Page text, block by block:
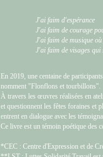
J'ai faim d'espérance
J'ai faim de courage
J'ai faim de musique
J'ai faim de visages
En 2019, une centaine de
nomment "Flonflons et tourbillons".
À travers les œuvres réalisées en
et questionnent les fêtes foraines et
entrent en dialogue avec les
Ce livre est un témoin poétique des
*CEC : Centre d'Expression et de